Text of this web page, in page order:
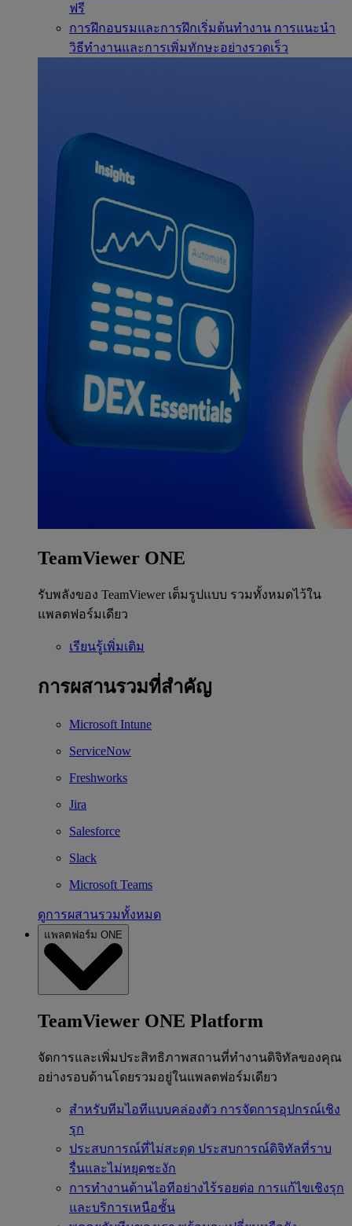
ฟรี
การฝึกอบรมและการฝึกเริ่มต้นทำงาน การแนะนำ
วิธีทำงานและการเพิ่มทักษะอย่างรวดเร็ว
TeamViewer ONE
รับพลังของ TeamViewer เต็มรูปแบบ รวมทั้งหมดไว้ใน
แพลตฟอร์มเดียว
เรียนรู้เพิ่มเติม
การผสานรวมที่สำคัญ
Microsoft Intune
ServiceNow
Freshworks
Jira
Salesforce
Slack
Microsoft Teams
ดูการผสานรวมทั้งหมด
แพลตฟอร์ม ONE
TeamViewer ONE Platform
จัดการและเพิ่มประสิทธิภาพสถานที่ทำงานดิจิทัลของคุณ
อย่างรอบด้านโดยรวมอยู่ในแพลตฟอร์มเดียว
สำหรับทีมไอทีแบบคล่องตัว การจัดการอุปกรณ์เชิง
รุก
ประสบการณ์ที่ไม่สะดุด ประสบการณ์ดิจิทัลที่ราบ
รื่นและไม่หยุดชะงัก
การทำงานด้านไอทีอย่างไร้รอยต่อ การแก้ไขเชิงรุก
และบริการเหนือชั้น